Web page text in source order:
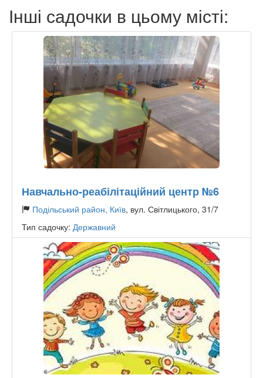
Інші садочки в цьому місті:
Навчально-реабілітаційний центр №6
Подільський район, Київ, вул. Світлицького, 31/7
Тип садочку: Державний